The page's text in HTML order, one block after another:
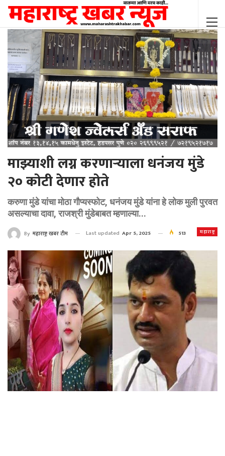
माझ्याशी लग्न करणाऱ्याला धनंजय मुंडे
२० कोटी देणार होते
करुणा मुंडे यांचा मोठा गाैप्यस्फोट, धनंजय मुंडे यांना हे लोक मुली पुरवत
असल्याचा दावा, राजश्री मुंडेबाबत म्हणाल्या...
महाराष्ट्र
By महाराष्ट्र खबर टीम Last updated Apr 5, 2025 513